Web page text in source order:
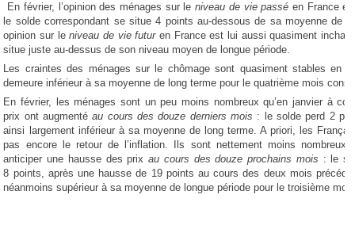
En février, l’opinion des ménages sur leniveau de vie passé en France
le solde correspondant se situe 4 points au-dessous de sa moyenne de
opinion sur leniveau de vie futuren France est lui aussi quasiment
situe juste au-dessus de son niveau moyen de longue période.
Les craintes des ménages sur le chômage sont quasiment stables en
demeure inférieur à sa moyenne de long terme pour le quatrième mois
En février, les ménages sont un peu moins nombreux qu’en janvier à
prix ont augmentéau cours des douze derniers mois : le solde perd 2
ainsi largement inférieur à sa moyenne de long terme. A priori, les
pas encore le retour de l’inflation. Ils sont nettement moins nombreux
anticiper une hausse des prixau cours des douze prochains mois : le
8 points, après une hausse de 19 points au cours des deux mois
néanmoins supérieur à sa moyenne de longue période pour le troisième